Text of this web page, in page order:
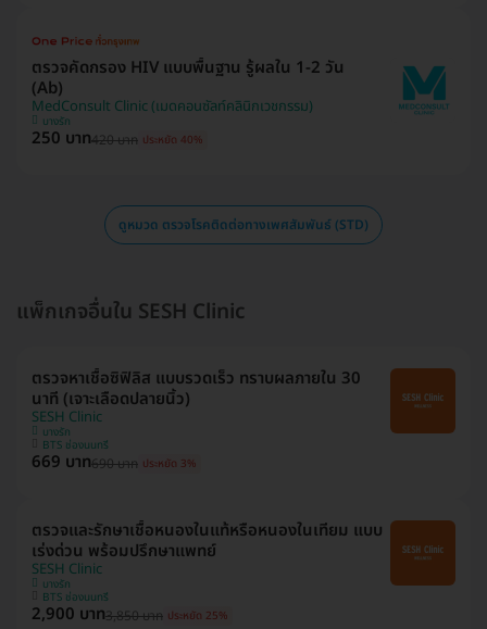
ตรวจคัดกรอง HIV แบบพื้นฐาน รู้ผลใน 1-2 วัน
(Ab)
MedConsult Clinic (เมดคอนซัลท์คลินิกเวชกรรม)
บางรัก
250 บาท420 บาท ประหยัด 40%
ดูหมวด ตรวจโรคติดต่อทางเพศสัมพันธ์ (STD)
แพ็กเกจอื่นใน SESH Clinic
ตรวจหาเชื้อซิฟิลิส แบบรวดเร็ว ทราบผลภายใน 30
นาที (เจาะเลือดปลายนิ้ว)
SESH Clinic
บางรัก
BTS ช่องนนทรี
669 บาท690 บาท ประหยัด 3%
ตรวจและรักษาเชื้อหนองในแท้หรือหนองในเทียม แบบ
เร่งด่วน พร้อมปรึกษาแพทย์
SESH Clinic
บางรัก
BTS ช่องนนทรี
2,900 บาท3,850 บาท ประหยัด 25%